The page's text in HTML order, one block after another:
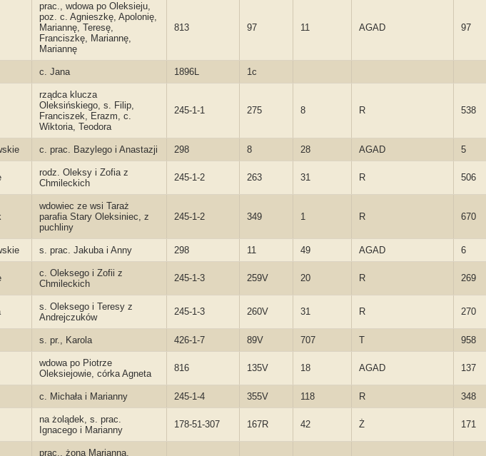
prac., wdowa po Oleksieju,
poz. c. Agnieszkę, Apolonię,
Mariannę, Teresę,
Franciszkę, Mariannę,
Mariannę
813 97 11 AGAD 97
c. Jana 1896L 1c
rządca klucza
Oleksińskiego, s. Filip,
Franciszek, Erazm, c.
Wiktoria, Teodora
245-1-1 275 8 R 538
c. prac. Bazylego i Anastazji 298 8 28 AGAD 5
rodz. Oleksy i Zofia z
Chmileckich
245-1-2 263 31 R 506
wdowiec ze wsi Taraż
parafia Stary Oleksiniec, z
puchliny
245-1-2 349 1 R 670
s. prac. Jakuba i Anny 298 11 49 AGAD 6
c. Oleksego i Zofii z
Chmileckich
245-1-3 259V 20 R 269
s. Oleksego i Teresy z
Andrejczuków
245-1-3 260V 31 R 270
s. pr., Karola 426-1-7 89V 707 T 958
wdowa po Piotrze
Oleksiejowie, córka Agneta
816 135V 18 AGAD 137
c. Michała i Marianny 245-1-4 355V 118 R 348
na żolądek, s. prac.
Ignacego i Marianny
178-51-307 167R 42 Ż 171
prac., żona Marianna,